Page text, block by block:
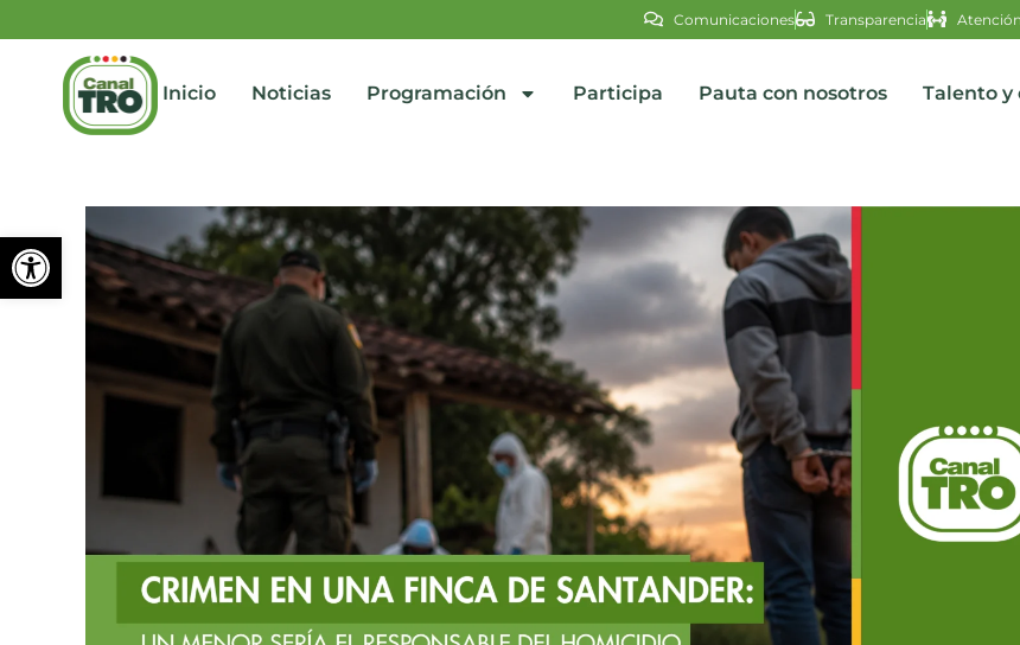
Abrir barra de herramientas
Comunicaciones Transparencia
Inicio Noticias Programación Participa Pauta con nosotros Talento